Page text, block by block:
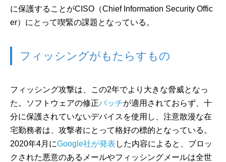
に保護することがCISO（Chief Information Security Offic
er）にとって喫緊の課題となっている。
フィッシングがもたらすもの
フィッシング攻撃は、この2年でより大きな脅威となっ
た。ソフトウェアの修正パッチが適用されておらず、十
分に保護されていないデバイスを使用し、注意散漫な在
宅勤務者は、攻撃者にとって格好の標的となっている。
2020年4月にGoogle社が発表 した内容によると、ブロッ
クされた悪意のあるメールやフィッシングメールは全世